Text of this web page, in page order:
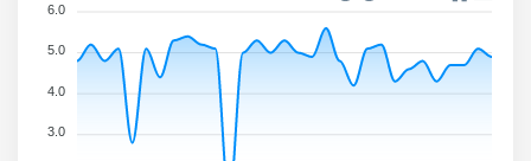
6.0
5.0
4.0
3.0